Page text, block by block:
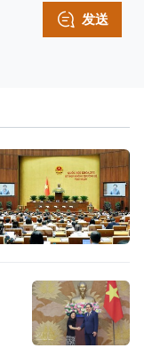
发送